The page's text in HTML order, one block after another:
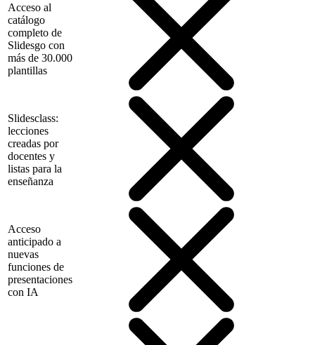
Acceso al
catálogo
completo de
Slidesgo con
más de 30.000
plantillas
Slidesclass:
lecciones
creadas por
docentes y
listas para la
enseñanza
Acceso
anticipado a
nuevas
funciones de
presentaciones
con IA